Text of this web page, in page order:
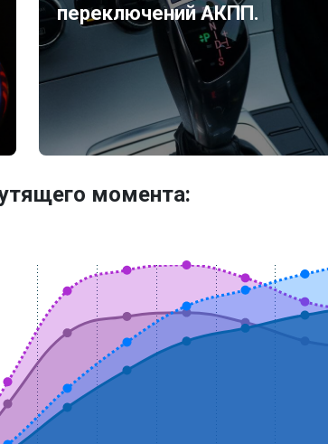
переключений АКПП.
момента: